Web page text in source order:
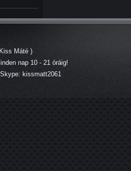
Máté )
nap 10 - 21 óráig!
Skype: kissmatt2061